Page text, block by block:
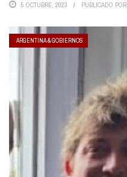
5 OCTUBRE, 2023 PUBLICADO POR
ARGENTINA & GOBIERNOS